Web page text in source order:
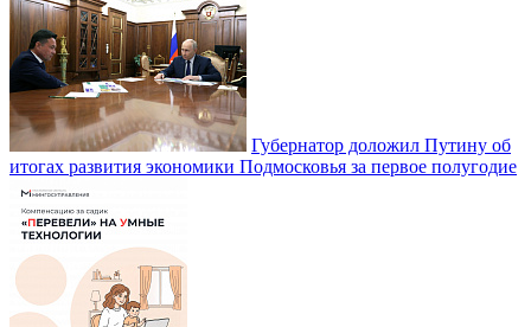
Губернатор доложил Путину об
итогах развития экономики Подмосковья за первое полугодие